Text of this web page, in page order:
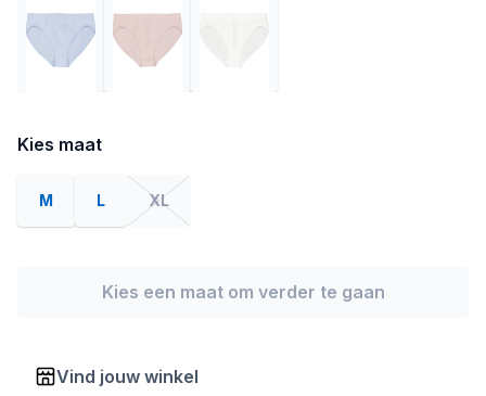
Kies maat
M L XL
Kies een maat om verder te gaan
Vind jouw winkel